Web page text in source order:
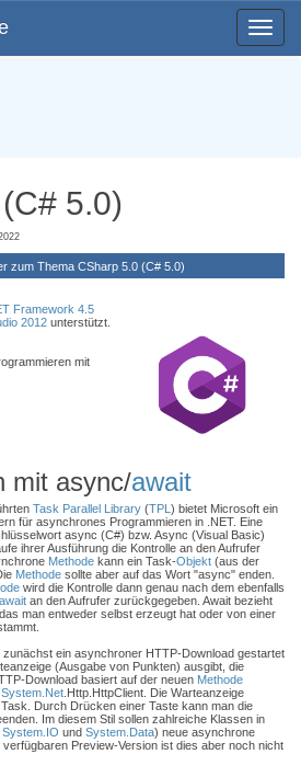
Toggle
5.0)
zum Thema CSharp 5.0 (C# 5.0)
Framework 4.5
2012 unterstützt.
mit
mit async/await
Task Parallel Library (TPL ) bietet Microsoft ein
für asynchrones Programmieren in .NET. Eine
async (C#) bzw. Async (Visual Basic)
ihrer Ausführung die Kontrolle an den Aufrufer
Methode kann ein Task-Objekt (aus der
Methode sollte aber auf das Wort "async" enden.
wird die Kontrolle dann genau nach dem ebenfalls
await an den Aufrufer zurückgegeben. Await bezieht
, das man entweder selbst erzeugt hat oder von einer
zunächst ein asynchroner HTTP-Download gestartet
(Ausgabe von Punkten) ausgibt, die
Download basiert auf der neuen Methode
System.Net .Http.HttpClient. Die Warteanzeige
Durch Drücken einer Taste kann man die
Im diesem Stil sollen zahlreiche Klassen in
System.IO und System.Data) neue asynchrone
Preview-Version ist dies aber noch nicht